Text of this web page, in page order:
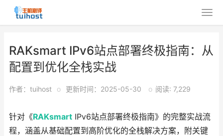
RAKsmart IPv6站点部署终极指南：从
配置到优化全栈实战
作者：tuihost o 更新时间：2025-05-30 o 阅读: 7,229
针对《RAKsmart IPv6站点部署终极指南》的完整实战流
程，涵盖从基础配置到高阶优化的全栈解决方案，附关键